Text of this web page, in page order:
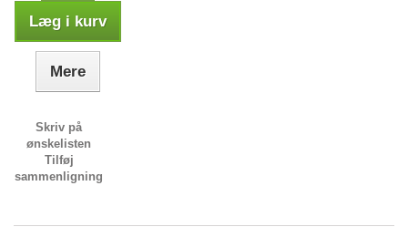
Læg i kurv
Mere
Skriv på
ønskelisten
Tilføj
sammenligning